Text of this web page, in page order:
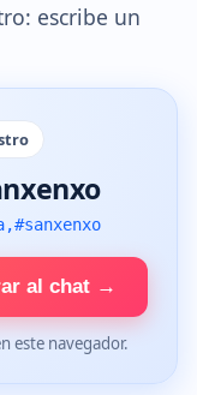
escribe un
al chat →
este navegador.